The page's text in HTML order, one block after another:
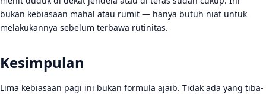
bukan kebiasaan mahal atau rumit — hanya butuh niat untuk
melakukannya sebelum terbawa rutinitas.
Kesimpulan
Lima kebiasaan pagi ini bukan formula ajaib. Tidak ada yang tiba-